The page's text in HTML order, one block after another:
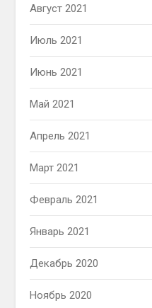
Август 2021
Июль 2021
Июнь 2021
Май 2021
Апрель 2021
Март 2021
Февраль 2021
Январь 2021
Декабрь 2020
Ноябрь 2020